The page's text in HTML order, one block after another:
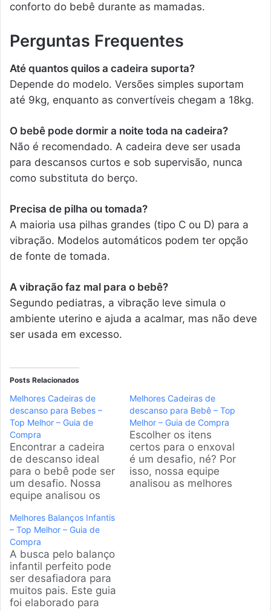
conforto do bebê durante as mamadas.
Perguntas Frequentes
Até quantos quilos a cadeira suporta?
Depende do modelo. Versões simples suportam
até 9kg, enquanto as convertíveis chegam a 18kg.
O bebê pode dormir a noite toda na cadeira?
Não é recomendado. A cadeira deve ser usada
para descansos curtos e sob supervisão, nunca
como substituta do berço.
Precisa de pilha ou tomada?
A maioria usa pilhas grandes (tipo C ou D) para a
vibração. Modelos automáticos podem ter opção
de fonte de tomada.
A vibração faz mal para o bebê?
Segundo pediatras, a vibração leve simula o
ambiente uterino e ajuda a acalmar, mas não deve
ser usada em excesso.
Posts Relacionados
Melhores Cadeiras de
descanso para Bebes –
Top Melhor – Guia de
Compra
Encontrar a cadeira
de descanso ideal
para o bebê pode ser
um desafio. Nossa
equipe analisou os
populares do
mercado brasileiro
para ajudar os pais a
fazerem a escolha
certa, focando em
segurança, conforto e
funcionalidades que
acalmam e divertem.
Melhores Cadeiras de
descanso para Bebê – Top
Melhor – Guia de Compra
Escolher os itens
certos para o enxoval
é um desafio, né? Por
isso, nossa equipe
analisou as melhores
Melhores Balanços Infantis
– Top Melhor – Guia de
Compra
A busca pelo balanço
infantil perfeito pode
ser desafiadora para
muitos pais. Este guia
foi elaborado para